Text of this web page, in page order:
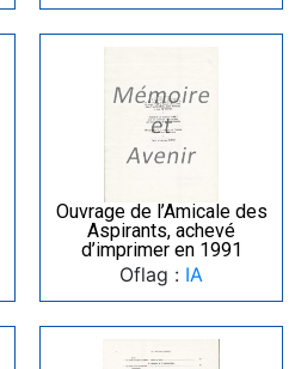
Ouvrage de l’Amicale des
Aspirants, achevé
d’imprimer en 1991
Oflag : IA